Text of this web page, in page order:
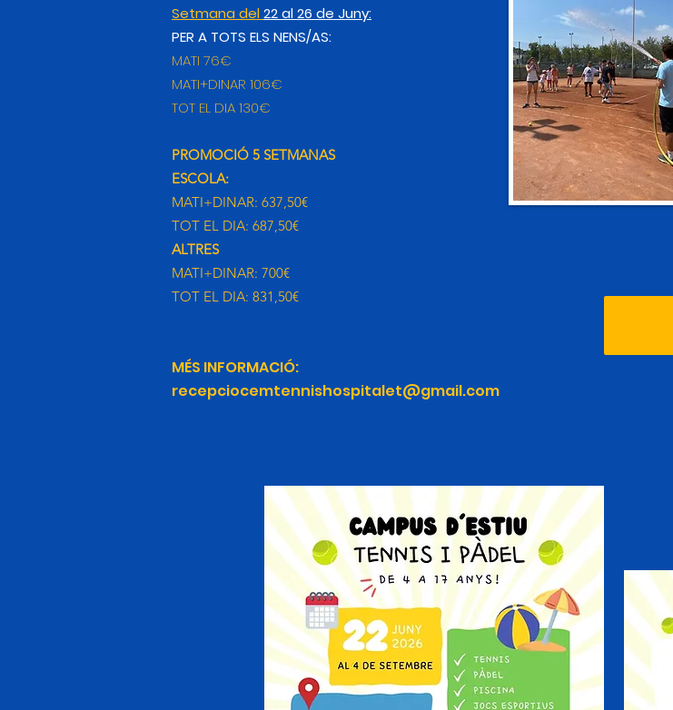
Setmana del 22 al 26 de Juny:
PER A TOTS ELS NENS/AS:
MATI 76€
MATI+DINAR 106€
TOT EL DIA 130€
PROMOCIÓ 5 SETMANAS
ESCOLA:
MATI+DINAR: 637,50€
TOT EL DIA: 687,50€
ALTRES
MATI+DINAR: 700€
TOT EL DIA: 831,50€
MÉS INFORMACIÓ:
recepciocemtennishospitalet@gmail.com